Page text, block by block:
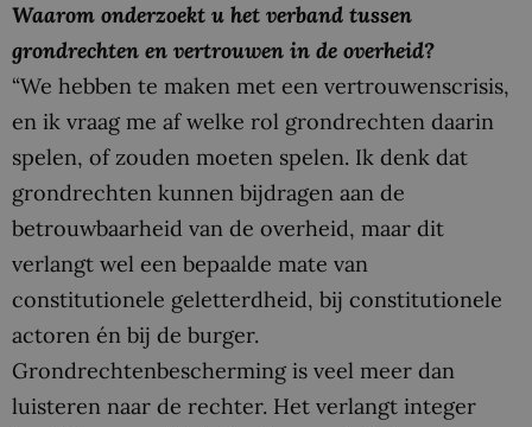
Waarom onderzoekt u het verband tussen
grondrechten en vertrouwen in de overheid?
“We hebben te maken met een vertrouwenscrisis,
en ik vraag me af welke rol grondrechten daarin
spelen, of zouden moeten spelen. Ik denk dat
grondrechten kunnen bijdragen aan de
betrouwbaarheid van de overheid, maar dit
verlangt wel een bepaalde mate van
constitutionele geletterdheid, bij constitutionele
actoren én bij de burger.
Grondrechtenbescherming is veel meer dan
luisteren naar de rechter. Het verlangt integer